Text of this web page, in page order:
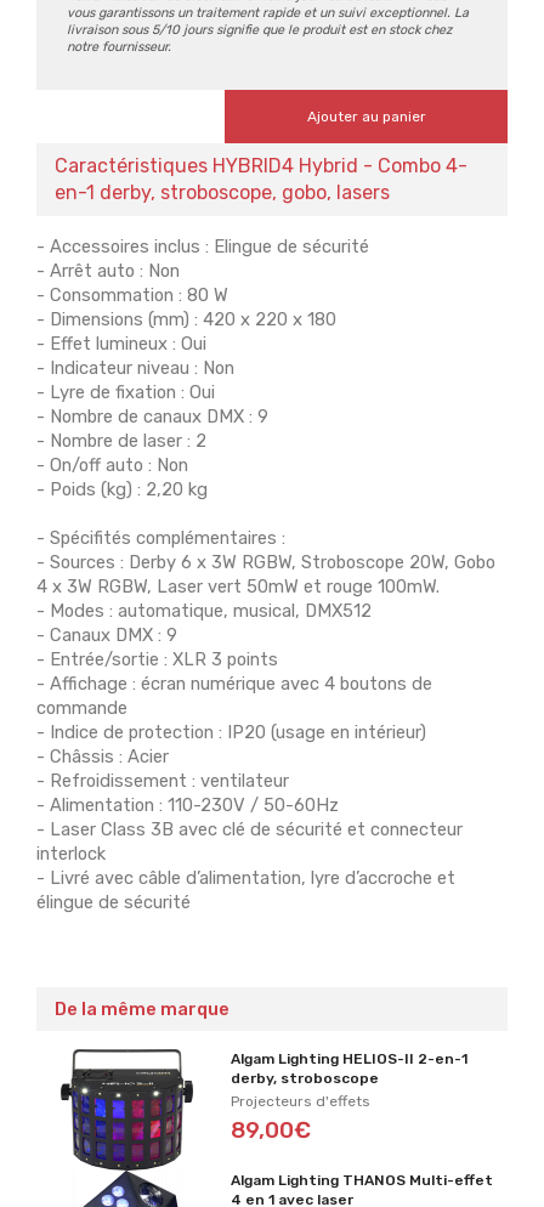
vous garantissons un traitement rapide et un suivi exceptionnel. La
livraison sous 5/10 jours signifie que le produit est en stock chez
notre fournisseur.
Ajouter au panier
Caractéristiques HYBRID4 Hybrid - Combo 4-
en-1 derby, stroboscope, gobo, lasers
- Accessoires inclus : Elingue de sécurité
- Arrêt auto : Non
- Consommation : 80 W
- Dimensions (mm) : 420 x 220 x 180
- Effet lumineux : Oui
- Indicateur niveau : Non
- Lyre de fixation : Oui
- Nombre de canaux DMX : 9
- Nombre de laser : 2
- On/off auto : Non
- Poids (kg) : 2,20 kg
- Spécifités complémentaires :
- Sources : Derby 6 x 3W RGBW, Stroboscope 20W, Gobo
4 x 3W RGBW, Laser vert 50mW et rouge 100mW.
- Modes : automatique, musical, DMX512
- Canaux DMX : 9
- Entrée/sortie : XLR 3 points
- Affichage : écran numérique avec 4 boutons de
commande
- Indice de protection : IP20 (usage en intérieur)
- Châssis : Acier
- Refroidissement : ventilateur
- Alimentation : 110-230V / 50-60Hz
- Laser Class 3B avec clé de sécurité et connecteur
interlock
- Livré avec câble d’alimentation, lyre d’accroche et
élingue de sécurité
De la même marque
Algam Lighting HELIOS-II 2-en-1
derby, stroboscope
Projecteurs d'effets
89,00€
Algam Lighting THANOS Multi-effet
4 en 1 avec laser